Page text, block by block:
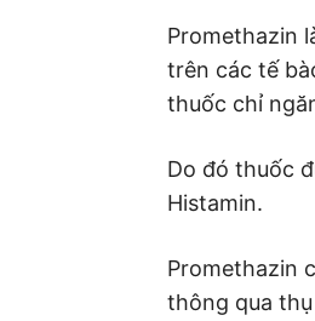
Promethazin
trên các tế
thuốc chỉ
Do đó thuốc
Histamin.
Promethazin
thông qua